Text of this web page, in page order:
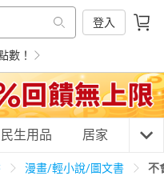
登入
數！
民生用品 居家 3C
漫畫/輕小說/圖文書 不